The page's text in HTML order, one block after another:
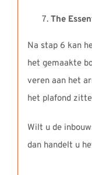
The
Na stap 6 kan
het gemaakte
veren aan het
het plafond
Wilt u de
dan handelt u